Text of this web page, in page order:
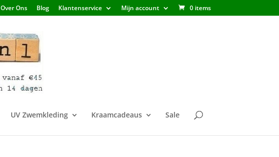
Over Ons Blog Klantenservice Mijn account 0 items
UV Zwemkleding Kraamcadeaus Sale